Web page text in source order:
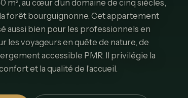
m², au cœur d'un domaine de cinq siècles,
forêt bourguignonne. Cet appartement
aussi bien pour les professionnels en
les voyageurs en quête de nature, de
accessible PMR. Il privilégie la
et la qualité de l'accueil.